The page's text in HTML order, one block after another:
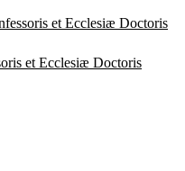
et Ecclesiæ Doctoris
et Ecclesiæ Doctoris